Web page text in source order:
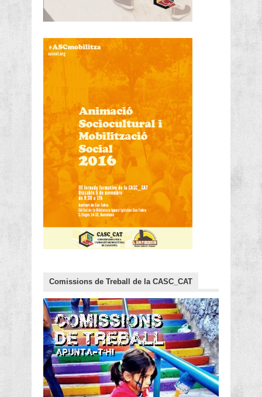
Comissions de Treball de la CASC_CAT